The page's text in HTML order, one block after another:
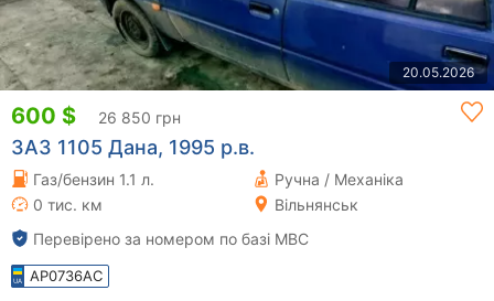
20.05.2026
600 $ 26 850 грн
ЗАЗ 1105 Дана, 1995 р.в.
Газ/бензин 1.1 л.
Ручна / Механіка
0 тис. км
Вільнянськ
Перевірено за номером по базі МВС
AP0736AC